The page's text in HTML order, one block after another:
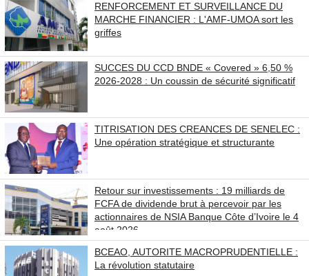
RENFORCEMENT ET SURVEILLANCE DU
MARCHE FINANCIER : L'AMF-UMOA sort les
griffes
SUCCES DU CCD BNDE « Covered » 6,50 %
2026-2028 : Un coussin de sécurité significatif
TITRISATION DES CREANCES DE SENELEC :
Une opération stratégique et structurante
Retour sur investissements : 19 milliards de
FCFA de dividende brut à percevoir par les
actionnaires de NSIA Banque Côte d’Ivoire le 4
août 2026.
BCEAO, AUTORITE MACROPRUDENTIELLE :
La révolution statutaire